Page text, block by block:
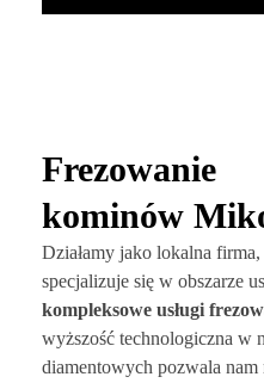
Frezowanie
kominów
Działamy jako lokalna
specjalizuje się w obszarze
kompleksowe usługi
wyższość technologiczna w
diamentowych pozwala